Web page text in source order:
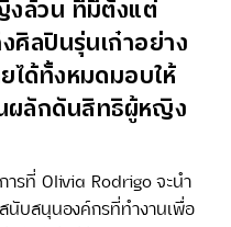
งล้วน ที่มีตั้งแต่
ศิลปินรุ่นเก๋าอย่าง
ได้ทั้งหมดมอบให้
ผลักดันสิทธิผู้หญิง
รที่ Olivia Rodrigo จะนำ
นับสนุนองค์กรที่ทำงานเพื่อ